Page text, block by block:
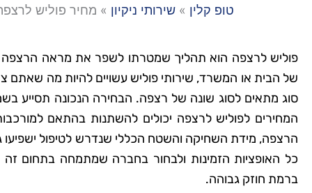
טופ קלין » שירותי ניקיון » מחיר פוליש
פוליש לרצפה הוא תהליך שמטרתו לשפר את מראה
של הבית או המשרד, שירותי פוליש עשויים להיות מה שאתם
סוג מתאים לסוג שונה של רצפה. הבחירה הנכונה תסייע
המחירים לפוליש לרצפה יכולים להשתנות בהתאם
הרצפה, מידת השחיקה והשטח הכללי שנדרש לטיפול
כל האופציות הזמינות ולבחור בחברה שמתמחה בתחום
ברמת חוזק גבוהה.